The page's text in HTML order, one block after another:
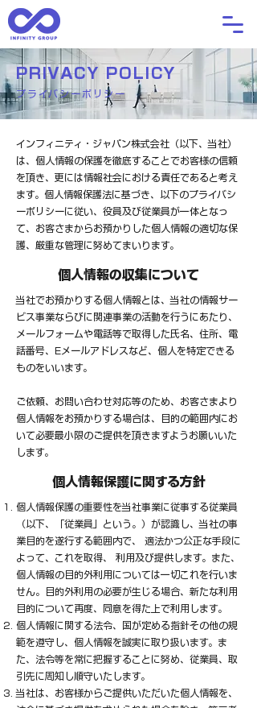
PRIVACY POLICY
プライバシーポリシー
インフィニティ・ジャパン株式会社（以下、当社）
は、個人情報の保護を徹底することでお客様の信頼
を頂き、更には情報社会における責任であると考え
ます。個人情報保護法に基づき、以下のプライバシ
ーポリシーに従い、役員及び従業員が一体となっ
て、お客さまからお預かりした個人情報の適切な保
護、厳重な管理に努めてまいります。
個人情報の収集について
当社でお預かりする個人情報とは、当社の情報サー
ビス事業ならびに関連事業の活動を行うにあたり、
メールフォームや電話等で取得した氏名、住所、電
話番号、Eメールアドレスなど、個人を特定できる
ものをいいます。
ご依頼、お問い合わせ対応等のため、お客さまより
個人情報をお預かりする場合は、目的の範囲内にお
いて必要最小限のご提供を頂きますようお願いいた
します。
個人情報保護に関する方針
個人情報保護の重要性を当社事業に従事する従業員
（以下、「従業員」という。）が認識し、当社の事
業目的を遂行する範囲内で、 適法かつ公正な手段に
よって、これを取得、 利用及び提供します。また、
個人情報の目的外利用については一切これを行いま
せん。目的外利用の必要が生じる場合、新たな利用
目的について再度、同意を得た上で利用します。
個人情報に関する法令、国が定める指針その他の規
範を遵守し、個人情報を誠実に取り扱います。ま
た、法令等を常に把握することに努め、従業員、取
引先に周知し順守いたします。
当社は、お客様からご提供いただいた個人情報を、